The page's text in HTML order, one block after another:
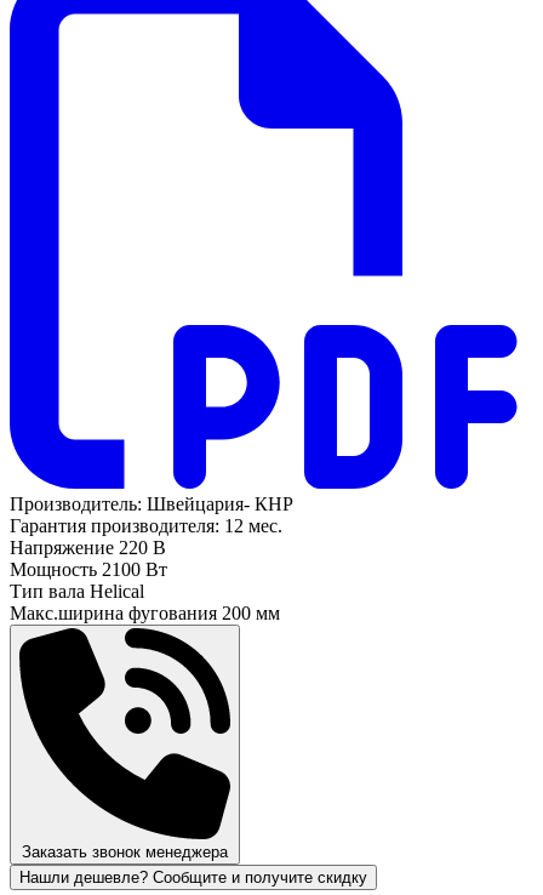
Производитель: Швейцария- КНР
Гарантия производителя: 12 мес.
Напряжение 220 В
Мощность 2100 Вт
Тип вала Helical
Макс.ширина фугования 200 мм
Заказать звонок менеджера
Нашли дешевле? Сообщите и получите скидку